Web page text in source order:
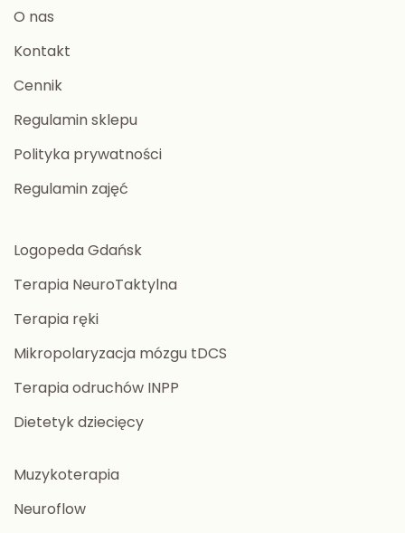
O nas
Kontakt
Cennik
Regulamin sklepu
Polityka prywatności
Regulamin zajęć
Logopeda Gdańsk
Terapia NeuroTaktylna
Terapia ręki
Mikropolaryzacja mózgu tDCS
Terapia odruchów INPP
Dietetyk dziecięcy
Muzykoterapia
Neuroflow